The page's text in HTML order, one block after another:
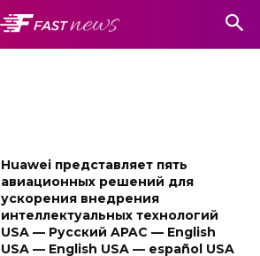
Huawei представляет пять
авиационных решений для
ускорения внедрения
интеллектуальных технологий
USA — Pусский APAC — English
USA — English USA — español USA